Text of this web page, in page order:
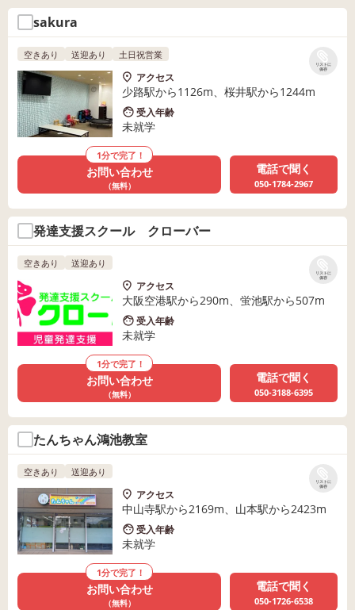
sakura
リストに
保存
空きあり 送迎あり 土日祝営業
アクセス
少路駅から1126m、桜井駅から1244m
受入年齢
未就学
1分で完了！
お問い合わせ
（無料）
電話で聞く
050-1784-2967
発達支援スクール クローバー
リストに
保存
空きあり 送迎あり
アクセス
大阪空港駅から290m、蛍池駅から507m
受入年齢
未就学
1分で完了！
お問い合わせ
（無料）
電話で聞く
050-3188-6395
たんちゃん鴻池教室
リストに
保存
空きあり 送迎あり
アクセス
中山寺駅から2169m、山本駅から2423m
受入年齢
未就学
1分で完了！
お問い合わせ
（無料）
電話で聞く
050-1726-6538